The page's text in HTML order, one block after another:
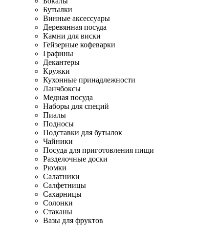
Бутылки
Винные аксессуары
Деревянная посуда
Камни для виски
Гейзерные кофеварки
Графины
Декантеры
Кружки
Кухонные принадлежности
Ланчбоксы
Медная посуда
Наборы для специй
Пиалы
Подносы
Подставки для бутылок
Чайники
Посуда для приготовления пищи
Разделочные доски
Рюмки
Салатники
Салфетницы
Сахарницы
Солонки
Стаканы
Вазы для фруктов